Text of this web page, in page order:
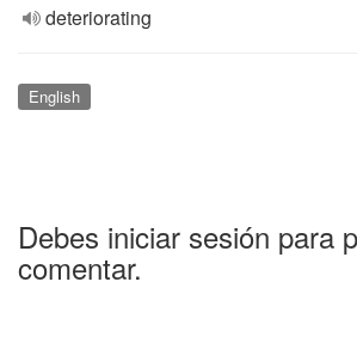
deteriorating
English
Debes iniciar sesión para
comentar.